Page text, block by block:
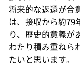
将来的な返還が合
は、接収から約79
り、歴史的意義が
わたり積み重ねら
たいと思います。